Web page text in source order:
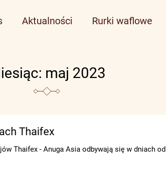
Aktualności Rurki waflowe
maj 2023
Thaifex
Thaifex - Anuga Asia odbywają się w dniach od